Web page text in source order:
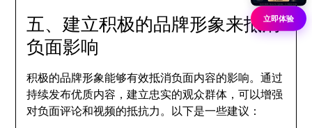
五、建立积极的品牌形象来抵消
负面影响
积极的品牌形象能够有效抵消负面内容的影响。通过
持续发布优质内容，建立忠实的观众群体，可以增强
对负面评论和视频的抵抗力。以下是一些建议：
立即体验